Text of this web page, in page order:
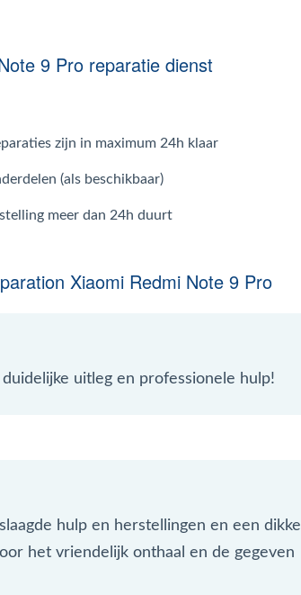
9 Pro reparatie dienst
zijn in maximum 24h klaar
(als beschikbaar)
meer dan 24h duurt
Xiaomi Redmi Note 9 Pro
uitleg en professionele hulp!
hulp en herstellingen en een dikke
het vriendelijk onthaal en de gegeven